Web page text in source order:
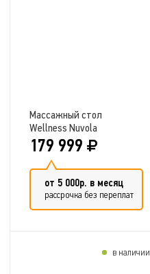
Массажный стол
Wellness Nuvola
179 999
от 5 000р. в месяц
рассрочка без переплат
в наличии